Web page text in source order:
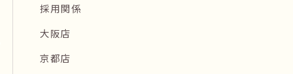
採用関係
大阪店
京都店